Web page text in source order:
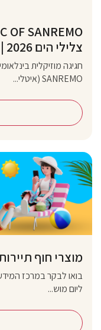
צלילי הים 2026 | אמפי אשדוד | 13 ביוני
SANREMO (איטלי...
מוצרי חוף
בואו לבקר במרכז
ליום מוש...